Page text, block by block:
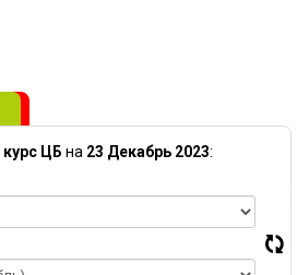
курс ЦБ на 23 Декабрь 2023: